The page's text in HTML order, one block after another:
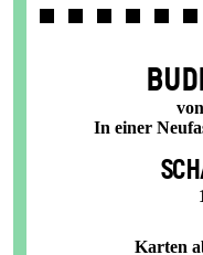
In einer
Karten